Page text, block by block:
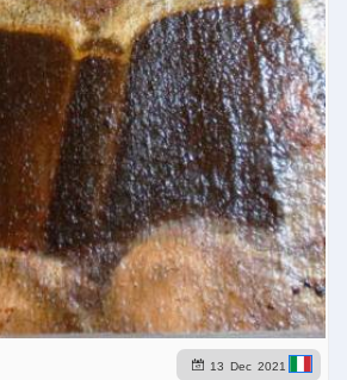
13 Dec 2021